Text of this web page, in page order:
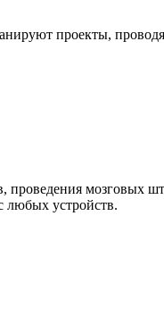
проекты,
проведения мозговых
любых устройств.